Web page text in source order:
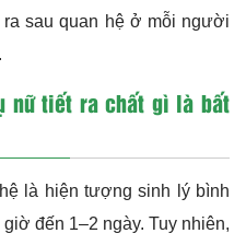
sau quan hệ ở mỗi người
nữ tiết ra chất gì là bất
là hiện tượng sinh lý bình
đến 1–2 ngày. Tuy nhiên,